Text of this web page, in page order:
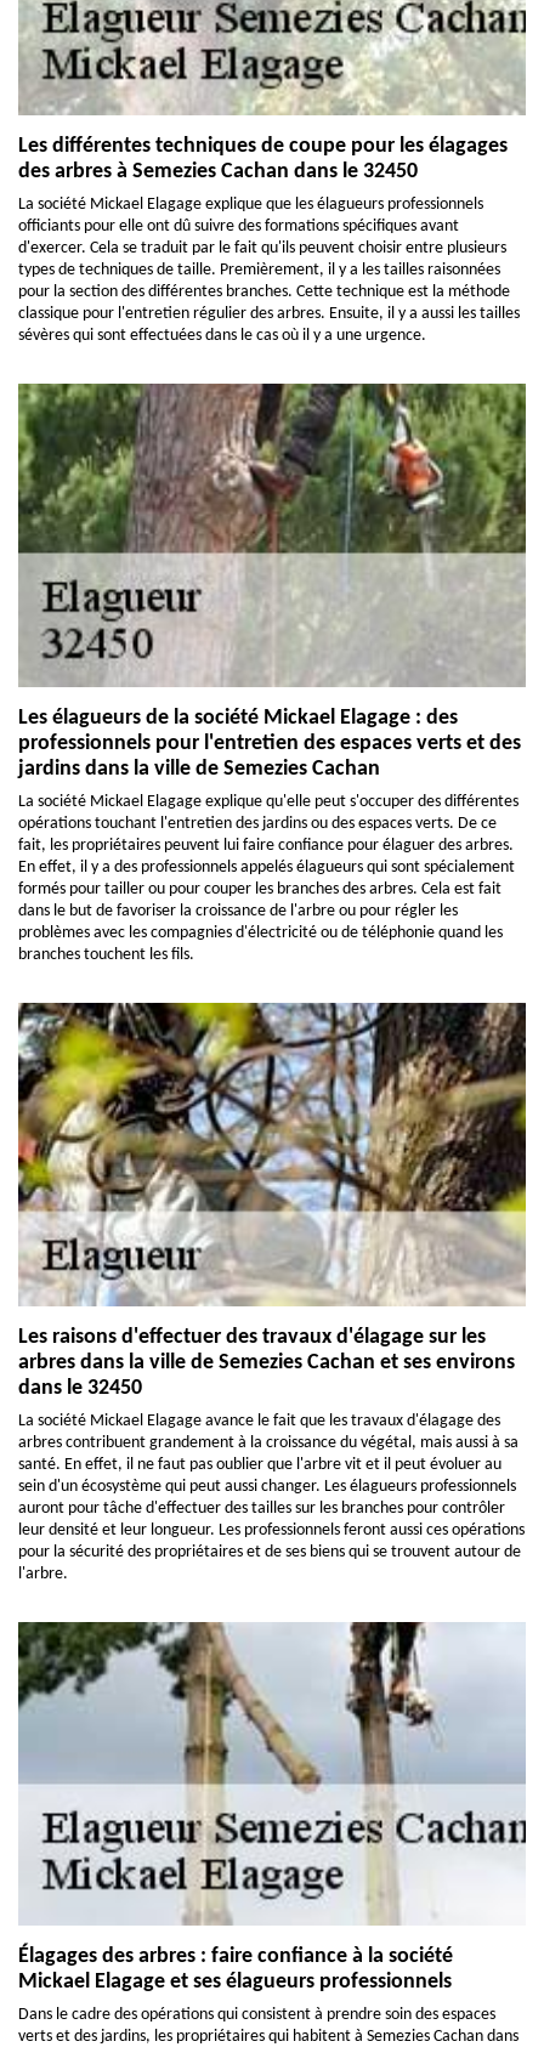
Les différentes techniques de coupe pour les élagages
des arbres à Semezies Cachan dans le 32450
La société Mickael Elagage explique que les élagueurs professionnels
officiants pour elle ont dû suivre des formations spécifiques avant
d'exercer. Cela se traduit par le fait qu'ils peuvent choisir entre plusieurs
types de techniques de taille. Premièrement, il y a les tailles raisonnées
pour la section des différentes branches. Cette technique est la méthode
classique pour l'entretien régulier des arbres. Ensuite, il y a aussi les tailles
sévères qui sont effectuées dans le cas où il y a une urgence.
Les élagueurs de la société Mickael Elagage : des
professionnels pour l'entretien des espaces verts et des
jardins dans la ville de Semezies Cachan
La société Mickael Elagage explique qu'elle peut s'occuper des différentes
opérations touchant l'entretien des jardins ou des espaces verts. De ce
fait, les propriétaires peuvent lui faire confiance pour élaguer des arbres.
En effet, il y a des professionnels appelés élagueurs qui sont spécialement
formés pour tailler ou pour couper les branches des arbres. Cela est fait
dans le but de favoriser la croissance de l'arbre ou pour régler les
problèmes avec les compagnies d'électricité ou de téléphonie quand les
branches touchent les fils.
Les raisons d'effectuer des travaux d'élagage sur les
arbres dans la ville de Semezies Cachan et ses environs
dans le 32450
La société Mickael Elagage avance le fait que les travaux d'élagage des
arbres contribuent grandement à la croissance du végétal, mais aussi à sa
santé. En effet, il ne faut pas oublier que l'arbre vit et il peut évoluer au
sein d'un écosystème qui peut aussi changer. Les élagueurs professionnels
auront pour tâche d'effectuer des tailles sur les branches pour contrôler
leur densité et leur longueur. Les professionnels feront aussi ces opérations
pour la sécurité des propriétaires et de ses biens qui se trouvent autour de
l'arbre.
Élagages des arbres : faire confiance à la société
Mickael Elagage et ses élagueurs professionnels
Dans le cadre des opérations qui consistent à prendre soin des espaces
verts et des jardins, les propriétaires qui habitent à Semezies Cachan dans